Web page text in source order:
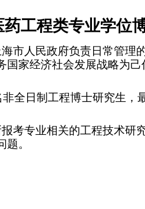
工程类专业学位
市人民政府负责日常管理
家经济社会发展战略为
非全日制工程博士研究生，
考专业相关的工程技术研
。